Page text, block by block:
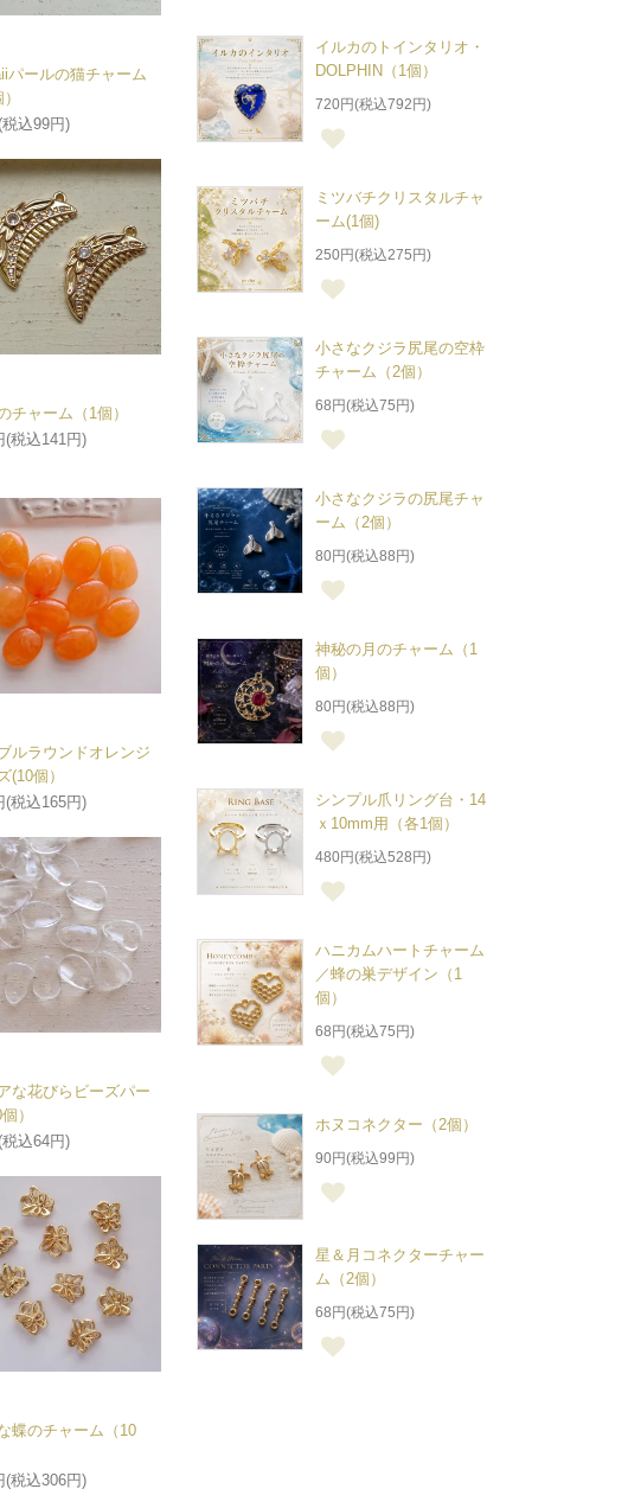
パールの猫チャーム
込99円)
チャーム（1個）
(税込141円)
ルラウンドオレンジ
(10個）
(税込165円)
な花びらビーズパー
）
込64円)
蝶のチャーム（10
(税込306円)
イルカのトインタリオ・
DOLPHIN（1個）
720円(税込792円)
ミツバチクリスタルチャ
ーム(1個)
250円(税込275円)
小さなクジラ尻尾の空枠
チャーム（2個）
68円(税込75円)
小さなクジラの尻尾チャ
ーム（2個）
80円(税込88円)
神秘の月のチャーム（1
個）
80円(税込88円)
シンプル爪リング台・14
ｘ10mm用（各1個）
480円(税込528円)
ハニカムハートチャーム
／蜂の巣デザイン（1
個）
68円(税込75円)
ホヌコネクター（2個）
90円(税込99円)
星＆月コネクターチャー
ム（2個）
68円(税込75円)